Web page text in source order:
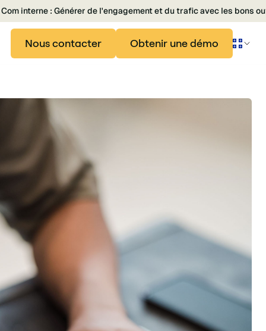
Com interne : Générer de l'engagement et du trafic avec les bons
Nous contacter Obtenir une démo